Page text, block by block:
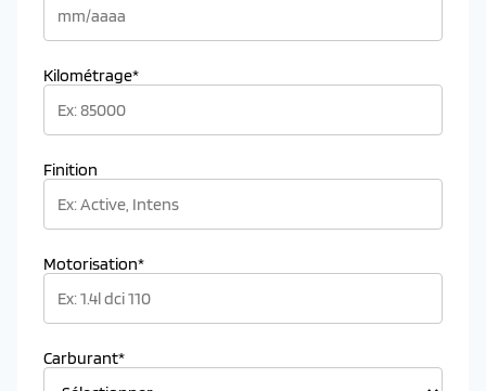
Kilométrage*
Finition
Motorisation*
Carburant*